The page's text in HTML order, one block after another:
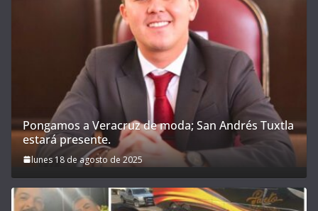
Pongamos a Veracruz de moda; San Andrés Tuxtla
estará presente.
lunes 18 de agosto de 2025